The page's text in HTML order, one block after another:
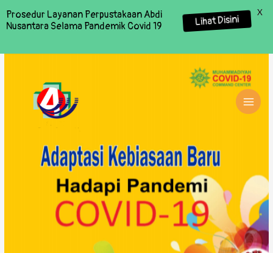
Prosedur Layanan Perpustakaan Abdi
Nusantara Selama Pandemik Covid 19
Lihat Disini
X